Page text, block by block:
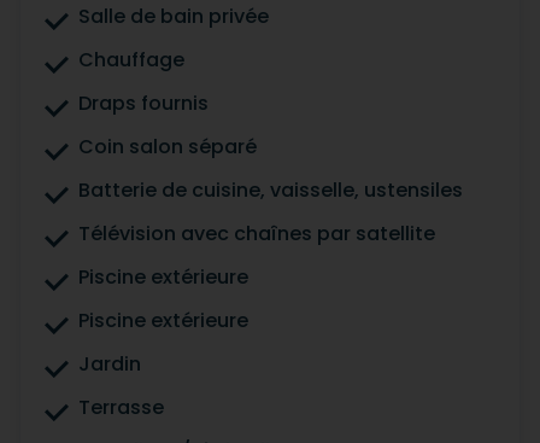
Salle de bain privée
Chauffage
Draps fournis
Coin salon séparé
Batterie de cuisine, vaisselle, ustensiles
Télévision avec chaînes par satellite
Piscine extérieure
Piscine extérieure
Jardin
Terrasse